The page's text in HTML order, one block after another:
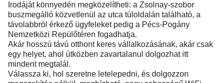
Irodáját könnyedén megközelítheti: a Zsolnay-szobor
buszmegálló közvetlenül az utca túloldalán található, a
távolabbról érkező ügyfeleket pedig a Pécs-Pogány
Nemzetközi Repülőtéren fogadhatja.
Akár hosszú távú otthont keres vállalkozásának, akár csak
egy helyet, ahol útközben zavartalanul dolgozhat itt
mindent megtalál.
Válassza ki, hol szeretne letelepedni, és dolgozzon